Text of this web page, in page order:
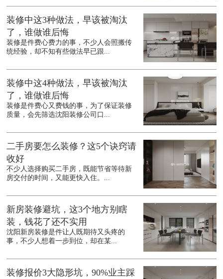
装修中这3种做法，早该被淘汰
了，谁做谁后悔
装修是件费心费力的事，不少人会照搬传
统经验，却不知有些做法早已跟...
装修中这4种做法，早该被淘汰
了，谁做谁后悔
装修是件费心又费钱的事，为了保证装修
质量，会先筛选沈阳装修公司口...
二手房要怎么装修？这5个诀窍请
收好
不少人选择购买二手房，既能节省等待新
房交付的时间，又能更快入住。...
新房装修避坑，这3个地方别瞎
装，钱花了还不实用
沈阳新房装修是件让人既期待又头疼的
事，不少人想着一步到位，却在某...
装修报价3大隐形坑，90%业主踩